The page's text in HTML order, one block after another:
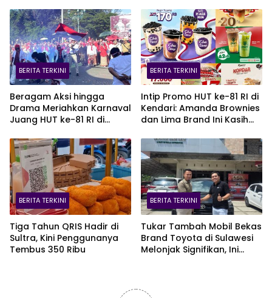
BERITA TERKINI
Beragam Aksi hingga
Drama Meriahkan Karnaval
Juang HUT ke-81 RI di
BERITA TERKINI
Intip Promo HUT ke-81 RI di
Kendari: Amanda Brownies
dan Lima Brand Ini Kasih
BERITA TERKINI
Tiga Tahun QRIS Hadir di
Sultra, Kini Penggunanya
Tembus 350 Ribu
BERITA TERKINI
Tukar Tambah Mobil Bekas
Brand Toyota di Sulawesi
Melonjak Signifikan, Ini